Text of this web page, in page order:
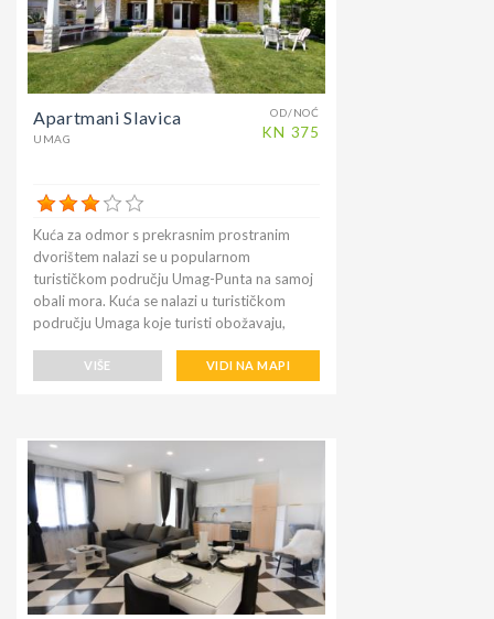
OD/NOĆ
KN 375
Apartmani Slavica
UMAG
Kuća za odmor s prekrasnim prostranim
dvorištem nalazi se u popularnom
turističkom području Umag-Punta na samoj
obali mora. Kuća se nalazi u turističkom
području Umaga koje turisti obožavaju,
bujnom mediteranskom vegetacijom
kupališta je lako doći pješice za nekoliko
minuta. Mjesto je mirno, sunčano okruženo
zelenilom, ali i dalje centralno. Teniski tereni
na kojima se već godinama održava poznati
umaški ATP Open Croatia teniski turnir na
800 m. Kuća nudi prekrasno ograđeno i
njegovano dorište, mali maslinik i dva
apartmana za iznajmljivanje.
VIŠE VIDI NA MAPI